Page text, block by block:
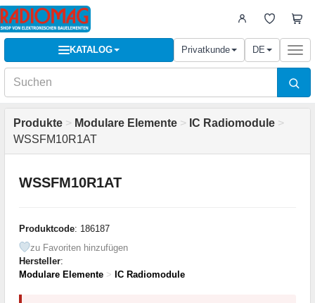
KATALOG Privatkunde DE
Produkte > Modulare Elemente > IC Radiomodule >
WSSFM10R1AT
WSSFM10R1AT
Produktcode: 186187
zu Favoriten hinzufügen
Hersteller:
Modulare Elemente > IC Radiomodule